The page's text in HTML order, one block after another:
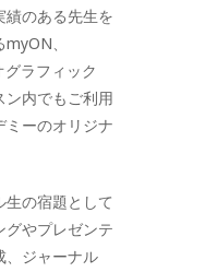
績のある先生を
、
ラフィック
ン内でもご利用
ミーのオリジナ
の宿題として
グやプレゼンテ
、ジャーナル